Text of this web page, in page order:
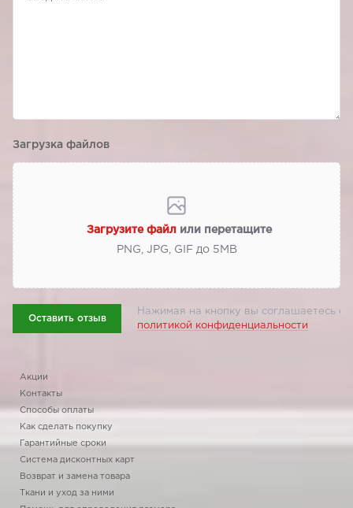
Загрузка файлов
Загрузите файл или перетащите
PNG, JPG, GIF до 5МВ
Оставить отзыв
Нажимая на кнопку вы соглашаетесь с
политикой конфиденциальности
Акции
Контакты
Способы оплаты
Как сделать покупку
Гарантийные сроки
Система дисконтных карт
Возврат и замена товара
Ткани и уход за ними